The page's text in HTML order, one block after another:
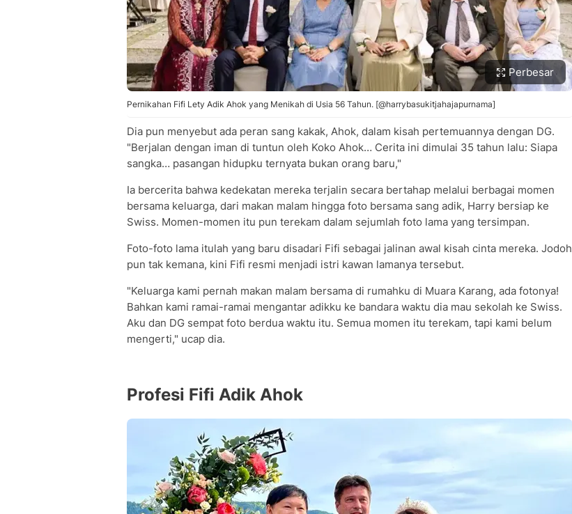
Perbesar
Pernikahan Fifi Lety Adik Ahok yang Menikah di Usia 56 Tahun. [@harrybasukitjahajapurnama]
Dia pun menyebut ada peran sang kakak, Ahok, dalam kisah pertemuannya dengan DG.
"Berjalan dengan iman di tuntun oleh Koko Ahok… Cerita ini dimulai 35 tahun lalu: Siapa
sangka… pasangan hidupku ternyata bukan orang baru,"
Ia bercerita bahwa kedekatan mereka terjalin secara bertahap melalui berbagai momen
bersama keluarga, dari makan malam hingga foto bersama sang adik, Harry bersiap ke
Swiss. Momen-momen itu pun terekam dalam sejumlah foto lama yang tersimpan.
Foto-foto lama itulah yang baru disadari Fifi sebagai jalinan awal kisah cinta mereka. Jodoh
pun tak kemana, kini Fifi resmi menjadi istri kawan lamanya tersebut.
"Keluarga kami pernah makan malam bersama di rumahku di Muara Karang, ada fotonya!
Bahkan kami ramai-ramai mengantar adikku ke bandara waktu dia mau sekolah ke Swiss.
Aku dan DG sempat foto berdua waktu itu. Semua momen itu terekam, tapi kami belum
mengerti," ucap dia.
Profesi Fifi Adik Ahok